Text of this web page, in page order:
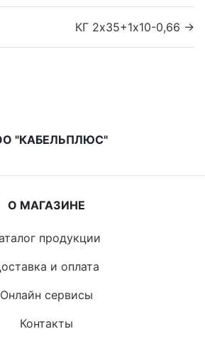
КГ 2х35+1х10-0,66 →
"КАБЕЛЬПЛЮС"
О МАГАЗИНЕ
продукции
и оплата
Онлайн сервисы
Контакты